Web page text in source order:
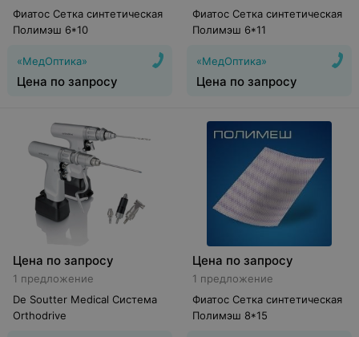
Фиатос Сетка синтетическая
Полимэш 6*10
«МедОптика»
Цена по запросу
Фиатос Сетка синтетическая
Полимэш 6*11
«МедОптика»
Цена по запросу
Цена по запросу
1 предложение
De Soutter Medical Система
Orthodrive
Цена по запросу
1 предложение
Фиатос Сетка синтетическая
Полимэш 8*15